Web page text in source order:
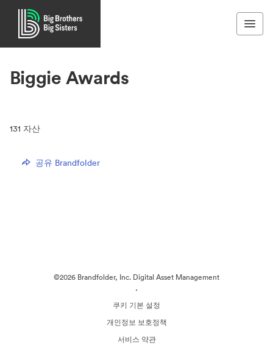
Biggie Awards
131 자산
공유 Brandfolder
©2026 Brandfolder, Inc. Digital Asset Management
·
쿠키 기본 설정
개인정보 보호정책
서비스 약관